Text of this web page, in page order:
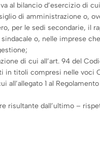
al bilancio d’esercizio di
di amministrazione o,
per le sedi secondarie, il
o, nelle imprese
di cui all’art. 94 del
in titoli compresi nelle voci
all’allegato 1 al
risultante dall’ultimo –